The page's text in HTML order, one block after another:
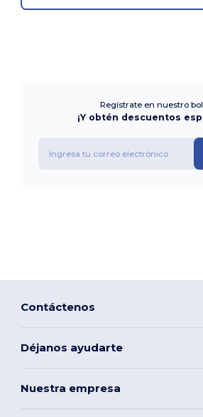
Regístrate en nuestro
¡Y obtén descuentos
Contáctenos
Déjanos ayudarte
Nuestra empresa